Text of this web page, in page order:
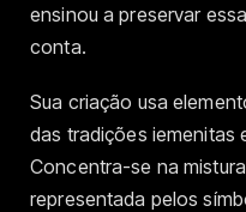
ensinou a preservar
conta.
Sua criação usa
das tradições iemenitas
Concentra-se na
representada pelos